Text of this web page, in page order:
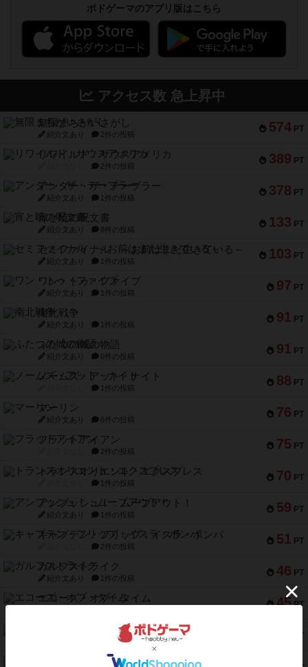
ボドゲーマのアプリ版はこちら
アクセス数 急上昇中
574 PT
無限まちがいさがし
紹介文あり 2件の投稿
389 PT
リワイルド：サウスアメリカ
2件の投稿
378 PT
アンダー・ザ・テーブラー
紹介文あり 1件の投稿
133 PT
宵と暁の呪文書
紹介文あり 8件の投稿
103 PT
セミファイナル ～お前はまだ生きている～
紹介文あり 1件の投稿
97 PT
ワン・トゥ・ファイブ
紹介文あり 1件の投稿
91 PT
南北戦争
紹介文あり 1件の投稿
91 PT
ふたつの城の物語
紹介文あり 6件の投稿
88 PT
ノームズ・アット・ナイト
1件の投稿
76 PT
マーリン
紹介文あり 6件の投稿
75 PT
フラットアイアン
2件の投稿
70 PT
トランスオリエント・エクスプレス
1件の投稿
59 PT
アンブッシュ！：ムーブアウト！
紹介文あり 1件の投稿
51 PT
キャプテン・フリップ：イスラ・ボンバ
2件の投稿
46 PT
ガルフストライク
紹介文あり 1件の投稿
45 PT
エコーズ・オブ・タイム
PT
12件の投稿